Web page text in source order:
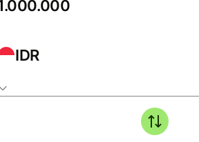
IDR